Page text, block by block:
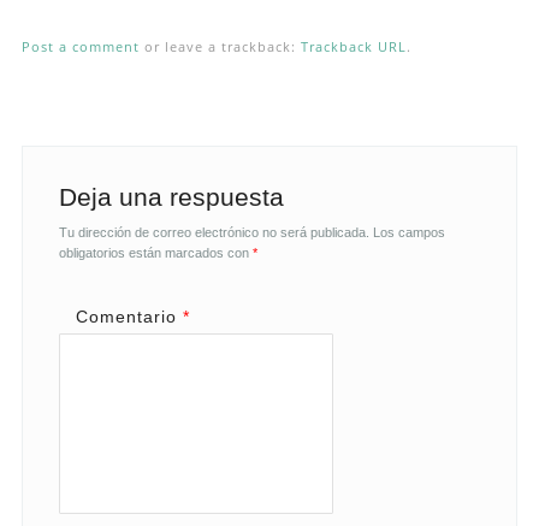
Post a comment or leave a trackback: Trackback URL.
Deja una respuesta
Tu dirección de correo electrónico no será publicada.
Los campos
obligatorios están marcados con *
Comentario *